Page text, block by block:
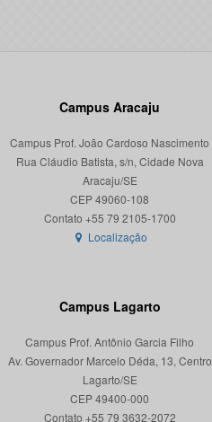
Campus Aracaju
Campus Prof. João Cardoso Nascimento
Rua Cláudio Batista, s/n, Cidade Nova
Aracaju/SE
CEP 49060-108
Localização
Campus Lagarto
Campus Prof. Antônio Garcia Filho
Av. Governador Marcelo Déda, 13, Centro
Lagarto/SE
CEP 49400-000